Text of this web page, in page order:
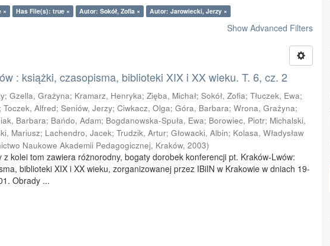
× Has File(s): true × Autor: Sokół, Zofia × Autor: Jarowiecki, Jerzy ×
Show Advanced Filters
: książki, czasopisma, biblioteki XIX i XX wieku. T. 6, cz. 2
;Gzella, Grażyna; Kramarz, Henryka;Zięba, Michał;Sokół, Zofia;Tłuczek, Ewa;
;Toczek, Alfred;Seniów, Jerzy;Ciwkacz, Olga;Góra, Barbara;Wrona, Grażyna;
Barbara; Bańdo, Adam; Bogdanowska-Spuła, Ewa; Borowiec, Piotr; Michalski,
Mariusz; Lachendro, Jacek;Trudzik, Artur;Głowacki, Albin; Kolasa, Władysław
Naukowe Akademii Pedagogicznej, Kraków,2003)
z kolei tom zawiera różnorodny, bogaty dorobek konferencji pt. Kraków-Lwów:
biblioteki XIX i XX wieku, zorganizowanej przez IBiIN w Krakowie w dniach 19-
Obrady ...